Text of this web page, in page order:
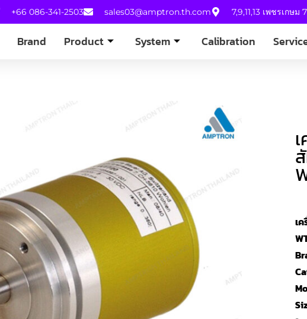
+66 086-341-2503 sales03@amptron.th.com 7,9,11,13 เพชรเกษ
Brand Product System Calibration
เ